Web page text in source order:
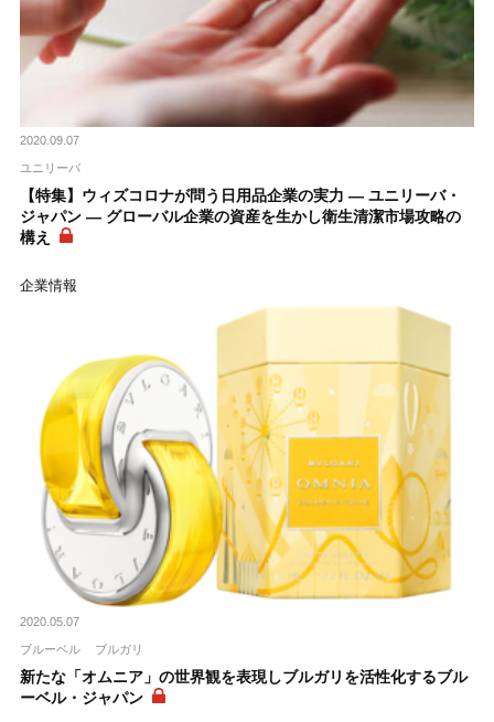
2020.09.07
ユニリーバ
【特集】ウィズコロナが問う日用品企業の実力 ― ユニリーバ・
ジャパン ― グローバル企業の資産を生かし衛生清潔市場攻略の
構え
企業情報
2020.05.07
ブルーベル ブルガリ
新たな「オムニア」の世界観を表現しブルガリを活性化するブル
ーベル・ジャパン